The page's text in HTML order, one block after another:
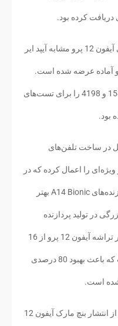
کرده بود.
همان‌طور که پیش بینی می‌شد، بازدهی آیفون 12 پرو مشابه آیپد ایر
و آماده عرضه شده است.
آیپد ایر 4 در تست‌های گیم بنچ امتیاز 1583 و 4198 را برای تست‌های
بود.
در ساخت تلفن‌های
را اعمال کرده که در
نتیجه باعث شده تا روند کاربری از پردازنده‌های A14 Bionic بهتر
در تولید پردازنده
اختصاصی هوش مصنوعی برداشته و در تراشه آیفون 12 پرو از 16
هسته موتور عصبی استفاده کرده است که باعث بهبود 80 درصدی
است.
Poole informed مؤسس گیک بنچ پس از انتشار بنچ مارک آیفون 12